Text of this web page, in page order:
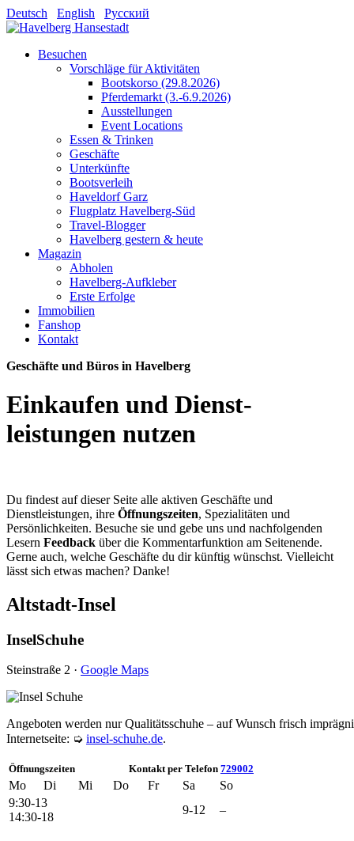
Deutsch English Русский
Besuchen
Vorschläge für Aktivitäten
Bootskorso (29.8.2026)
Pferdemarkt (3.-6.9.2026)
Ausstellungen
Event Locations
Essen & Trinken
Geschäfte
Unterkünfte
Bootsverleih
Haveldorf Garz
Flugplatz Havelberg-Süd
Travel-Blogger
Havelberg gestern & heute
Magazin
Abholen
Havelberg-Aufkleber
Erste Erfolge
Immobilien
Fanshop
Kontakt
Geschäfte und Büros in Havelberg
Einkaufen und Dienst­
leistungen nutzen
Du findest auf dieser Seite alle aktiven Geschäfte und
Dienstleistungen, ihre Öffnungszeiten, Spezialitäten und
Persönlichkeiten. Besuche sie und gebe uns und nachfolgenden
Lesern Feedback über die Kommentarfunktion am Seitenende.
Gerne auch, welche Geschäfte du dir künftig wünschst. Vielleicht
lässt sich etwas machen? Danke!
Altstadt-Insel
InselSchuhe
Steinstraße 2 · Google Maps
Angeboten werden nur Qualitätsschuhe – auf Wunsch frisch
Internetseite: ➭ insel-schuhe.de.
Öffnungszeiten Kontakt per Telefon 729002
Mo Di Mi Do Fr Sa
So
9:30-13
14:30-18
9-12 –